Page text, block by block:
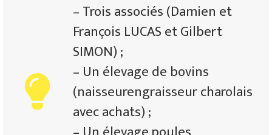
– Trois associés (Damien et
François LUCAS et Gilbert
SIMON) ;
– Un élevage de bovins
(naisseurengraisseur charolais
avec achats) ;